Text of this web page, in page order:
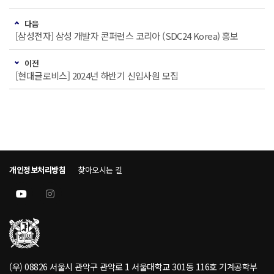
다음
[삼성전자] 삼성 개발자 콘퍼런스 코리아 (SDC24 Korea) 홍보
이전
[현대글로비스] 2024년 하반기 신입사원 모집
개인정보처리방침 찾아오시는 길
(우) 08826 서울시 관악구 관악로 1 서울대학교 301동 116호 기계공학부